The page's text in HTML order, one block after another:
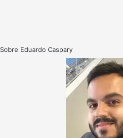
Sobre Eduardo Caspary